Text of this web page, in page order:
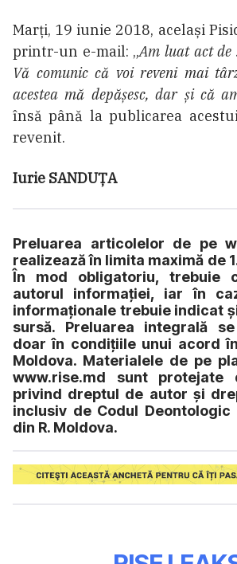
Marți, 19 iunie 2018, același
printr-un e-mail: „Am luat act de
Vă comunic că voi reveni mai
acestea mă depășesc, dar și că
însă până la publicarea
revenit.
Iurie SANDUȚA
Preluarea articolelor de pe
realizează în limita maximă de
În mod obligatoriu, trebuie
autorul informației, iar în
informaționale trebuie indicat
sursă. Preluarea integrală
doar în condițiile unui acord
Moldova. Materialele de pe
www.rise.md sunt protejate
privind dreptul de autor și
inclusiv de Codul
din R. Moldova.